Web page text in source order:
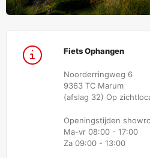
Fiets Ophangen
Noorderringweg 6
9363 TC Marum
(afslag 32) Op
Openingstijden
Ma-vr 08:00 - 17:00
Za 09:00 - 13:00